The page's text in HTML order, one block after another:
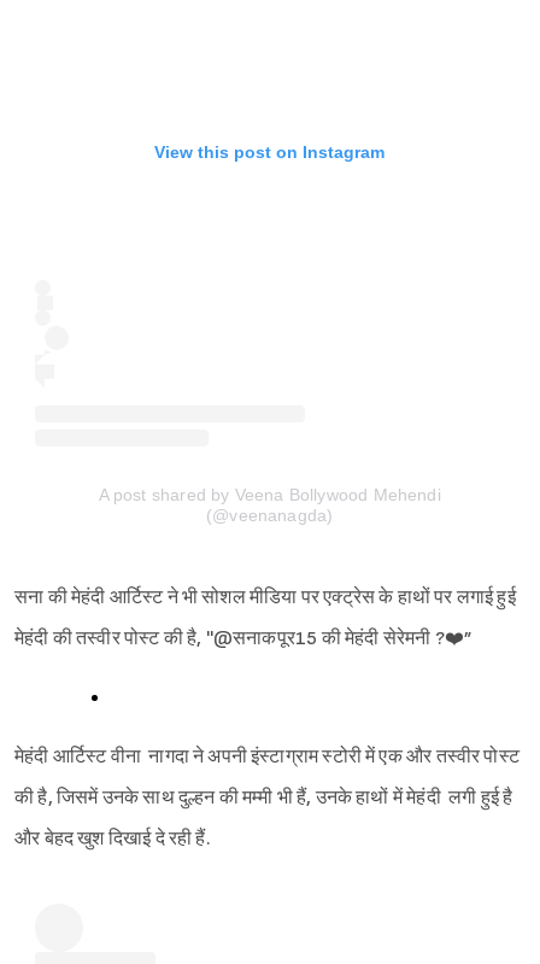
View this post on Instagram
A post shared by Veena Bollywood Mehendi
(@veenanagda)
सना की मेहंदी आर्टिस्ट ने भी सोशल मीडिया पर एक्ट्रेस के हाथों पर लगाई हुई
मेहंदी की तस्वीर पोस्ट की है, ''@सनाकपूर15 की मेहंदी सेरेमनी ?❤️”
मेहंदी आर्टिस्ट वीना नागदा ने अपनी इंस्टाग्राम स्टोरी में एक और तस्वीर पोस्ट
की है, जिसमें उनके साथ दुल्हन की मम्मी भी हैं, उनके हाथों में मेहंदी लगी हुई है
और बेहद खुश दिखाई दे रही हैं.